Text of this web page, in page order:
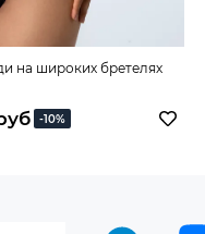
на широких бретелях
-10%